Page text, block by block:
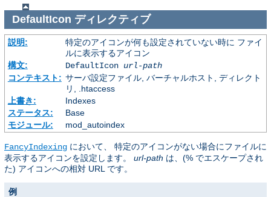
DefaultIcon ディレクティブ
説明:
特定のアイコンが何も設定されていない時に ファイ
ルに表示するアイコン
構文:
DefaultIcon url-path
コンテキスト: サーバ設定ファイル, バーチャルホスト, ディレクト
リ, .htaccess
上書き:
Indexes
ステータス:
Base
モジュール:
mod_autoindex
FancyIndexing において、 特定のアイコンがない場合にファイルに
表示するアイコンを設定します。 url-path は、(% でエスケープされ
た) アイコンへの相対 URL です。
例